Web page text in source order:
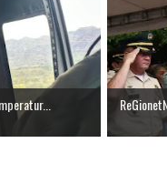
la preparación
fortalece la
fue inmovilizado un